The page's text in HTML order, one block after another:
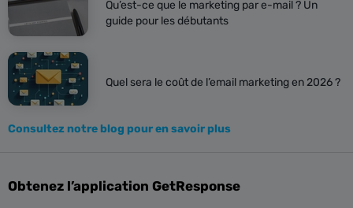
Qu’est-ce que le marketing par e-mail ? Un
guide pour les débutants
Quel sera le coût de l’email marketing en 2026 ?
Consultez notre blog pour en savoir plus
Obtenez l’application GetResponse